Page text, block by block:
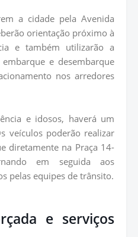
a cidade pela Avenida
orientação próximo à
e também utilizarão a
e desembarque
nos arredores
e idosos, haverá um
veículos poderão realizar
diretamente na Praça 14-
em seguida aos
pelas equipes de trânsito.
e serviços